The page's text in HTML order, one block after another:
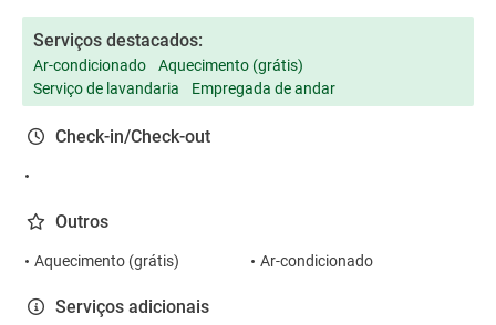
Serviços destacados:
Ar-condicionado
Aquecimento (grátis)
Serviço de lavandaria
Empregada de andar
Check-in/Check-out
Outros
Aquecimento (grátis) Ar-condicionado
Serviços adicionais